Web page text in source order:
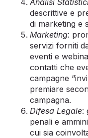
Analisi
descrittive e
di marketing e
Marketing:
servizi forniti
eventi e
contatti che
campagne
premiare
campagna.
Difesa Legale:
penali e
cui sia